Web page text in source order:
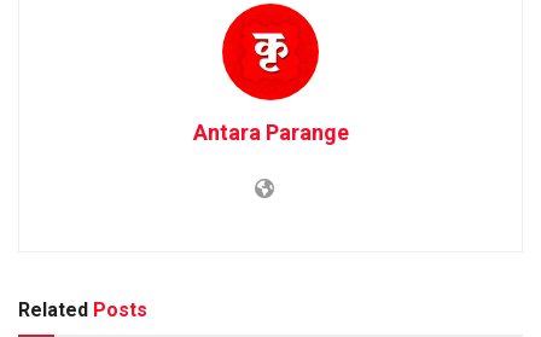
Antara Parange
Related Posts